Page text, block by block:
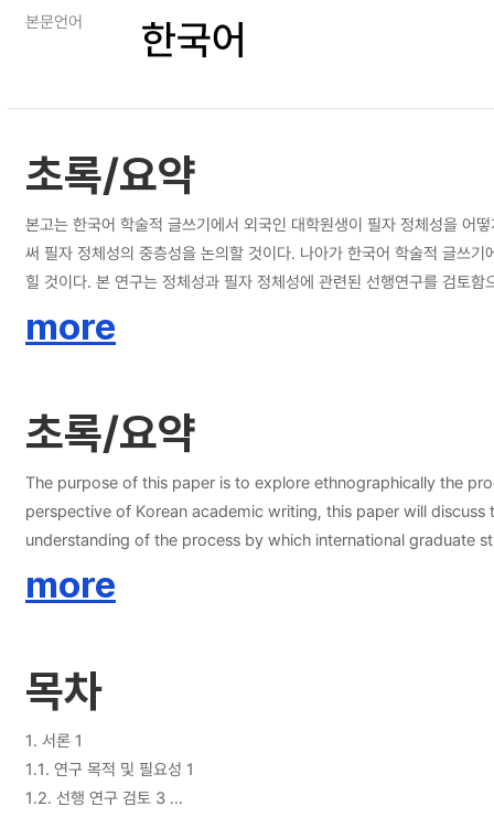
본문언어 한국어
초록/요약
본고는 한국어 학술적 글쓰기에서 외국인 대학원생이 필자 정체성을 어
써 필자 정체성의 중층성을 논의할 것이다. 나아가 한국어 학술적 글쓰
힐 것이다. 본 연구는 정체성과 필자 정체성에 관련된 선행연구를 검토
필자가 글쓰기 맥락에 대한 총체적인 판단을 바탕으로 외부 세계와의
정체성에 관한 언어적비언어적 구현 방식을 주목하여 글쓰기 맥락의 주
트들 중 한 편씩을 중심 텍스트로 선정하고, 이를 위주로 텍스트 분석을
를 확인하였다. 이외에 세 명의 참여자들이 각자 소속되어 있는 한국어
결과, 참여자 세 명은 한국어 학술적 담화공동체에서 리터러시 실천을
동시에 스스로 선호하는 구현 방식을 선택함으로써 담화적 정체성과 저
시 내재화하고 스스로 기대한 모습이 되도록 노력하는 과정이다. 외국
내부와 외부를 연결하여 외국인 대학원생의 필자 정체성 구성 양상을
이해하지 못한 한계가 있다.
more
초록/요약
The purpose of this paper is to explore ethnographically the
perspective of Korean academic writing, this paper will
understanding of the process by which international graduate
the writer identity as a dynamic process in which the writer
world and the textual realization of such a process based on
the construction of writer identity by connecting the inside
October 2021, their autobiographical, discoursal, and
Korean academic writing, and the expectations of a good
identity and authorial identity was established in relation to
more
목차
1. 서론 1
1.1. 연구 목적 및 필요성 1
1.2. 선행 연구 검토 3